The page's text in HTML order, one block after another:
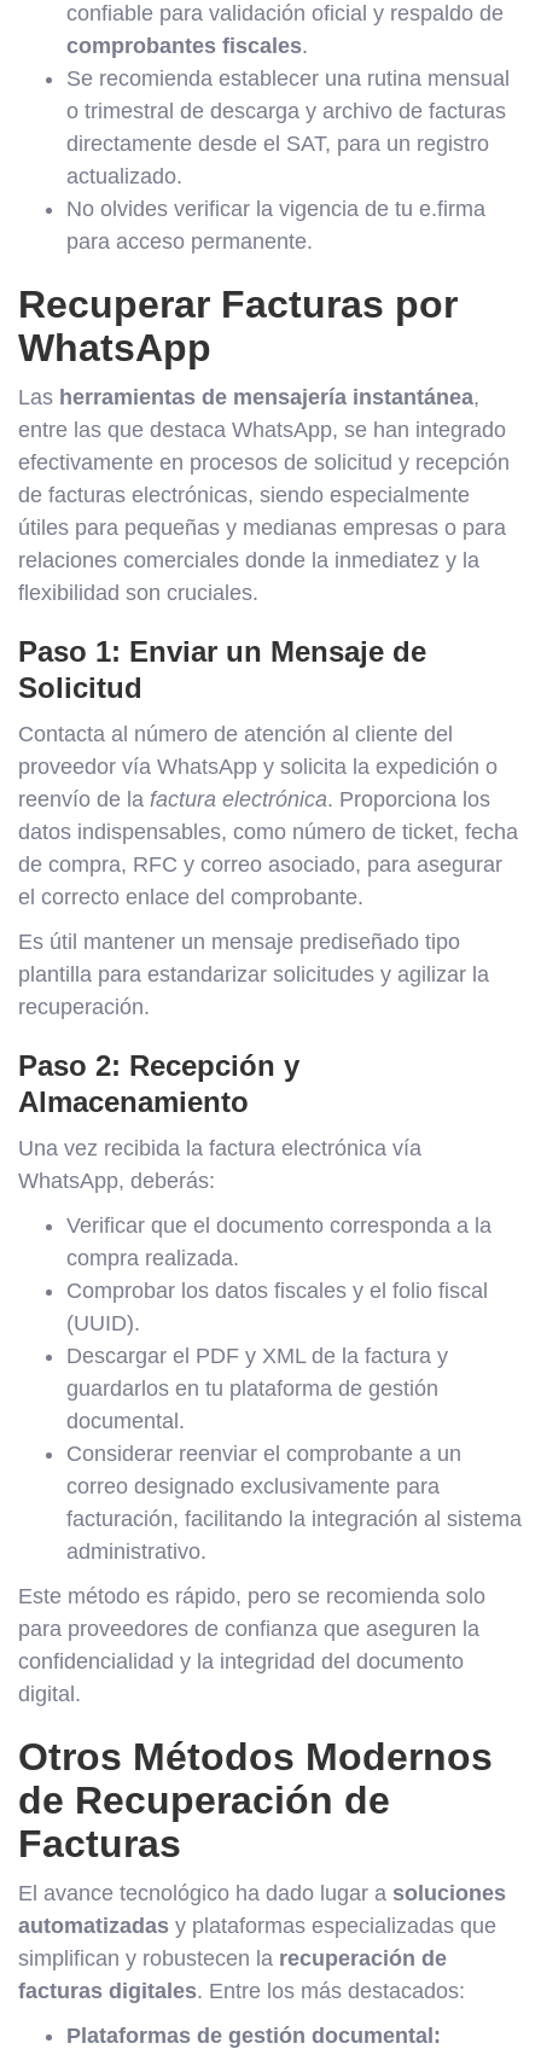
confiable para validación oficial y respaldo de
comprobantes fiscales.
Se recomienda establecer una rutina mensual
o trimestral de descarga y archivo de facturas
directamente desde el SAT, para un registro
actualizado.
No olvides verificar la vigencia de tu e.firma
para acceso permanente.
Recuperar Facturas por
WhatsApp
Las herramientas de mensajería instantánea,
entre las que destaca WhatsApp, se han integrado
efectivamente en procesos de solicitud y recepción
de facturas electrónicas, siendo especialmente
útiles para pequeñas y medianas empresas o para
relaciones comerciales donde la inmediatez y la
flexibilidad son cruciales.
Paso 1: Enviar un Mensaje de
Solicitud
Contacta al número de atención al cliente del
proveedor vía WhatsApp y solicita la expedición o
reenvío de la factura electrónica. Proporciona los
datos indispensables, como número de ticket, fecha
de compra, RFC y correo asociado, para asegurar
el correcto enlace del comprobante.
Es útil mantener un mensaje prediseñado tipo
plantilla para estandarizar solicitudes y agilizar la
recuperación.
Paso 2: Recepción y
Almacenamiento
Una vez recibida la factura electrónica vía
WhatsApp, deberás:
Verificar que el documento corresponda a la
compra realizada.
Comprobar los datos fiscales y el folio fiscal
(UUID).
Descargar el PDF y XML de la factura y
guardarlos en tu plataforma de gestión
documental.
Considerar reenviar el comprobante a un
correo designado exclusivamente para
facturación, facilitando la integración al sistema
administrativo.
Este método es rápido, pero se recomienda solo
para proveedores de confianza que aseguren la
confidencialidad y la integridad del documento
digital.
Otros Métodos Modernos
de Recuperación de
Facturas
El avance tecnológico ha dado lugar a soluciones
automatizadas y plataformas especializadas que
simplifican y robustecen la recuperación de
facturas digitales. Entre los más destacados:
Plataformas de gestión documental: